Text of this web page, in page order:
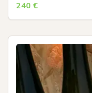
240 €